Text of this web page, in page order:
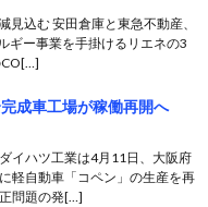
込む 安田倉庫と東急不動産、
ギー事業を手掛けるリエネの3
CO[…]
成車工場が稼働再開へ
イハツ工業は4月11日、大阪府
軽自動車「コペン」の生産を再
問題の発[…]